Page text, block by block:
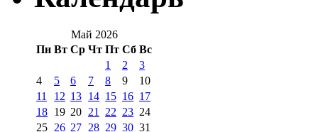
Май 2026
Пн Вт Ср Чт Пт Сб Вс
1
2
3
4
5 6 7 8 9
10
11
12 13 14 15 16 17
18 19 20 21 22 23 24
25 26 27 28 29 30 31